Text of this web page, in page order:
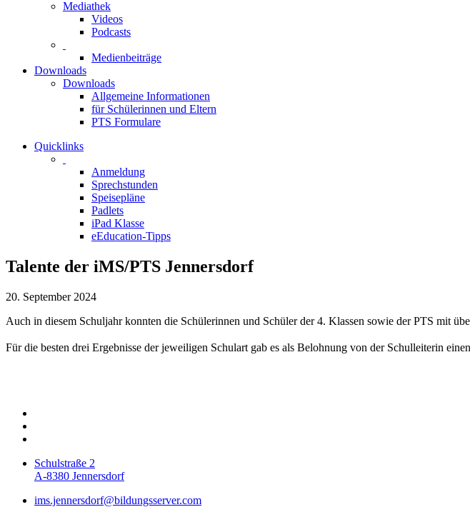
Mediathek
Videos
Podcasts
Medienbeiträge
Downloads
Downloads
Allgemeine Informationen
für Schülerinnen und Eltern
PTS Formulare
Quicklinks
Anmeldung
Sprechstunden
Speisepläne
Padlets
iPad Klasse
eEducation-Tipps
Talente der iMS/PTS Jennersdorf
20. September 2024
Auch in diesem Schuljahr konnten die Schülerinnen und Schüler der 4. Klassen sowie der PTS mit
Für die besten drei Ergebnisse der jeweiligen Schulart gab es als Belohnung von der Schulleiterin
Schulstraße 2
A-8380 Jennersdorf
ims.jennersdorf@bildungsserver.com